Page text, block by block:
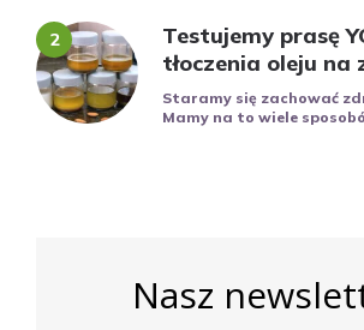
Testujemy prasę
tłoczenia oleju na
Staramy się zachować
Mamy na to wiele
Nasz